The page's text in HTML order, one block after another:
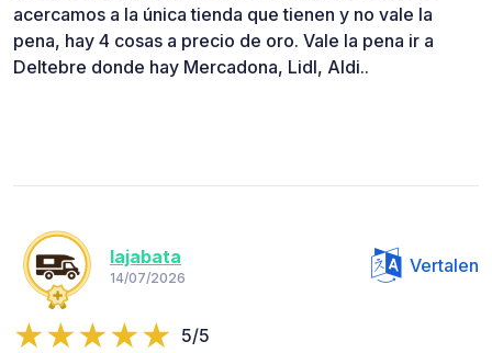
acercamos a la única tienda que tienen y no vale la
pena, hay 4 cosas a precio de oro. Vale la pena ir a
Deltebre donde hay Mercadona, Lidl, Aldi..
lajabata
14/07/2026
Vertalen
5/5